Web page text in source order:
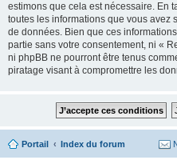
estimons que cela est nécessaire. En
toutes les informations que vous avez
de données. Bien que ces
partie sans votre consentement, ni «
ni phpBB ne pourront être tenus
piratage visant à compromettre les
Portail Index du forum